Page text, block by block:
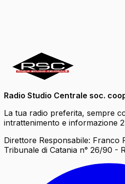
Radio Studio Centrale soc.
La tua radio preferita, sempre
intrattenimento e informazione
Direttore Responsabile: Franco
Tribunale di Catania n° 26/90 -